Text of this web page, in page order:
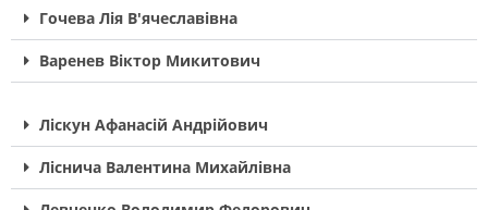
Гочева Лія В'ячеславівна
Варенев Віктор Микитович
Ліскун Афанасій Андрійович
Ліснича Валентина Михайлівна